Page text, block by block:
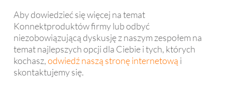
Aby dowiedzieć się więcej na temat
Konnektproduktów firmy lub odbyć
niezobowiązującą dyskusję z naszym zespołem na
temat najlepszych opcji dla Ciebie i tych, których
kochasz,odwiedź naszą stronę internetową i
skontaktujemy się.